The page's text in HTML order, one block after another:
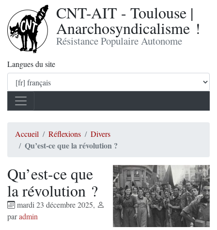
CNT-AIT - Toulouse |
Anarchosyndicalisme !
Résistance Populaire Autonome
Langues du site
Accueil Réflexions Divers
Qu’est-ce que la révolution ?
Qu’est-ce que
la révolution ?
mardi 23 décembre 2025,
paradmin